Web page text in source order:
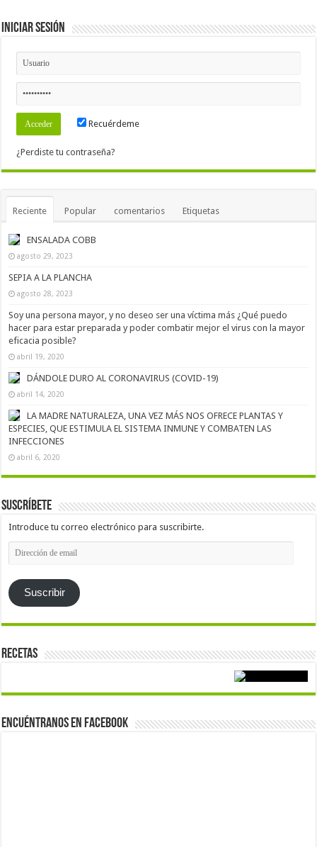
Iniciar Sesión
Recuérdeme
¿Perdiste tu contraseña?
Reciente Popular comentarios Etiquetas
ENSALADA COBB
agosto 29, 2023
SEPIA A LA PLANCHA
agosto 28, 2023
Soy una persona mayor, y no deseo ser una víctima más ¿Qué puedo
hacer para estar preparada y poder combatir mejor el virus con la mayor
eficacia posible?
abril 19, 2020
DÁNDOLE DURO AL CORONAVIRUS (COVID-19)
abril 14, 2020
LA MADRE NATURALEZA, UNA VEZ MÁS NOS OFRECE PLANTAS Y
ESPECIES, QUE ESTIMULA EL SISTEMA INMUNE Y COMBATEN LAS
INFECCIONES
abril 6, 2020
Suscríbete
Introduce tu correo electrónico para suscribirte.
Dirección
de
email
Suscribir
Recetas
Encuéntranos en Facebook